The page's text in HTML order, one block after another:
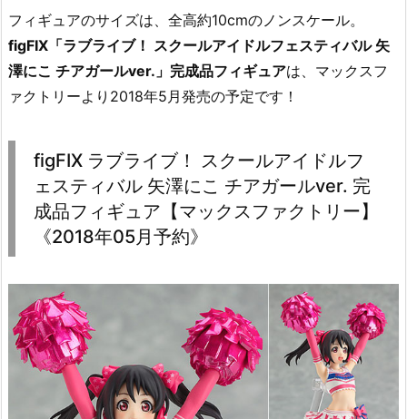
フィギュアのサイズは、全高約10cmのノンスケール。
figFIX「ラブライブ！ スクールアイドルフェスティバル 矢
澤にこ チアガールver.」完成品フィギュアは、マックスフ
ァクトリーより2018年5月発売の予定です！
figFIX ラブライブ！ スクールアイドルフ
ェスティバル 矢澤にこ チアガールver. 完
成品フィギュア【マックスファクトリー】
《2018年05月予約》